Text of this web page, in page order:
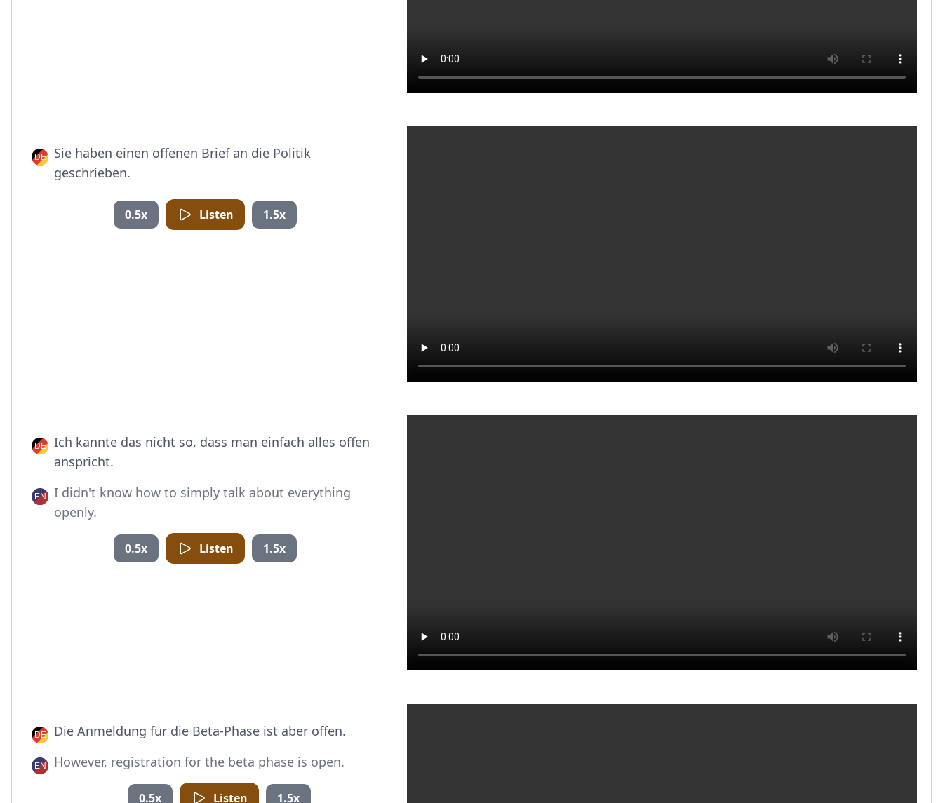
Sie haben einen offenen Brief an die Politik
geschrieben.
0.5x Listen 1.5x
Ich kannte das nicht so, dass man einfach alles offen
anspricht.
I didn't know how to simply talk about everything
openly.
0.5x Listen 1.5x
Die Anmeldung für die Beta-Phase ist aber offen.
However, registration for the beta phase is open.
0.5x Listen 1.5x